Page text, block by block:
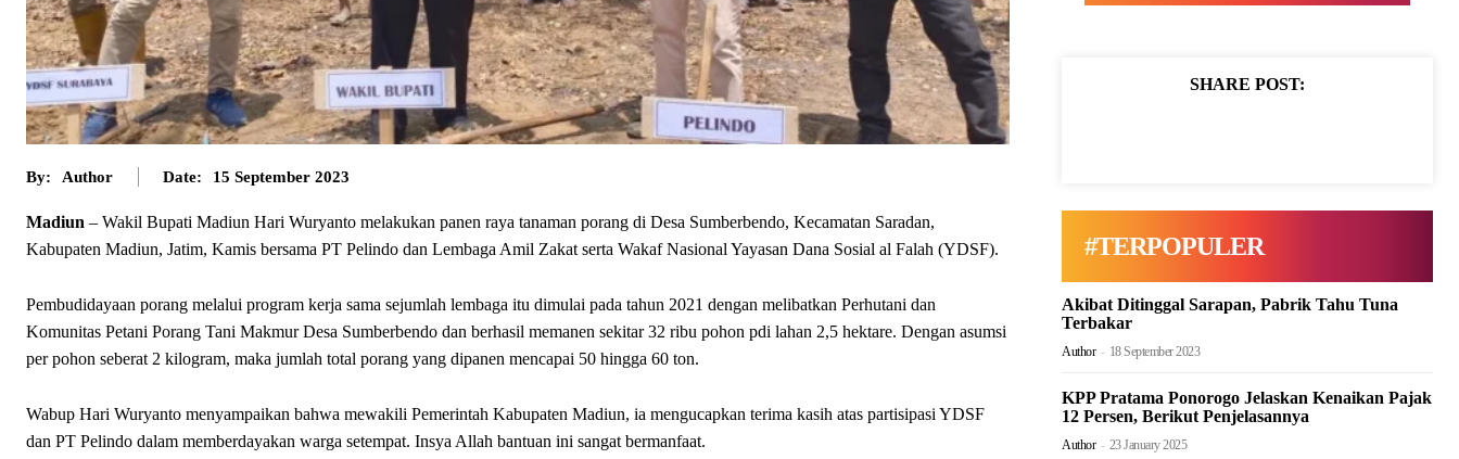
By: Author Date: 15 September 2023
Madiun – Wakil Bupati Madiun Hari Wuryanto melakukan panen raya tanaman porang di Desa Sumberbendo, Kecamatan Saradan,
Kabupaten Madiun, Jatim, Kamis bersama PT Pelindo dan Lembaga Amil Zakat serta Wakaf Nasional Yayasan Dana Sosial al Falah (YDSF).
Pembudidayaan porang melalui program kerja sama sejumlah lembaga itu dimulai pada tahun 2021 dengan melibatkan Perhutani dan
Komunitas Petani Porang Tani Makmur Desa Sumberbendo dan berhasil memanen sekitar 32 ribu pohon pdi lahan 2,5 hektare. Dengan asumsi
per pohon seberat 2 kilogram, maka jumlah total porang yang dipanen mencapai 50 hingga 60 ton.
Wabup Hari Wuryanto menyampaikan bahwa mewakili Pemerintah Kabupaten Madiun, ia mengucapkan terima kasih atas partisipasi YDSF
dan PT Pelindo dalam memberdayakan warga setempat. Insya Allah bantuan ini sangat bermanfaat.
SHARE POST:
#TERPOPULER
Akibat Ditinggal Sarapan, Pabrik Tahu Tuna
Terbakar
Author - 18 September 2023
KPP Pratama Ponorogo Jelaskan Kenaikan Pajak
12 Persen, Berikut Penjelasannya
Author - 23 January 2025